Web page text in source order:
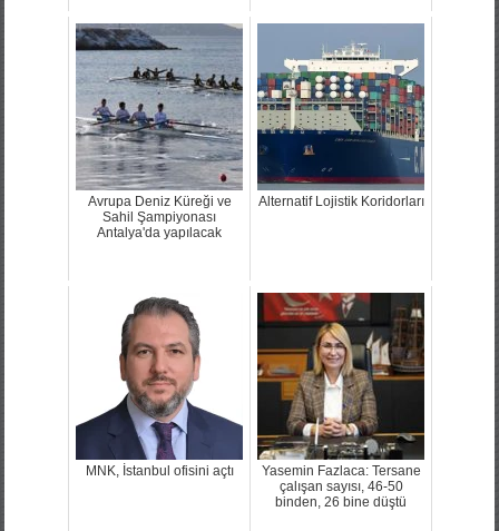
Avrupa Deniz Küreği ve
Sahil Şampiyonası
Antalya'da yapılacak
Alternatif Lojistik Koridorları
MNK, İstanbul ofisini açtı
Yasemin Fazlaca: Tersane
çalışan sayısı, 46-50
binden, 26 bine düştü